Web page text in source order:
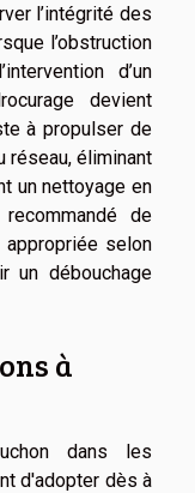
l’intégrité des
l’obstruction
d’un
devient
à propulser de
réseau, éliminant
un nettoyage en
de
selon
un débouchage
à
dans les
d'adopter dès à